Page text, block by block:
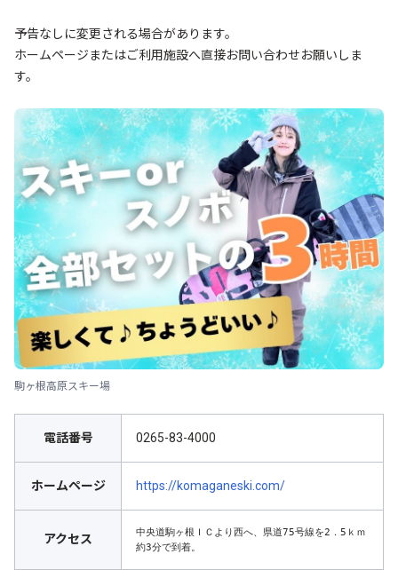
予告なしに変更される場合があります。
ホームページまたはご利用施設へ直接お問い合わせお願いしま
す。
駒ヶ根高原スキー場
電話番号 0265-83-4000
ホームページ https://komaganeski.com/
アクセス
中央道駒ヶ根ＩＣより西へ、県道75号線を2．5ｋｍ
約3分で到着。